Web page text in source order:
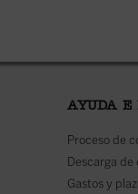
AYUDA E
Proceso de
Descarga de
Gastos y